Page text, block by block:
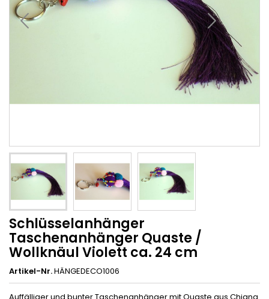
Schlüsselanhänger
Taschenanhänger Quaste /
Wollknäul Violett ca. 24 cm
Artikel-Nr.HÄNGEDECO1006